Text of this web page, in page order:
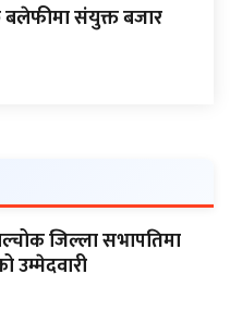
बलेफीमा संयुक्त बजार
जिल्ला सभापतिमा